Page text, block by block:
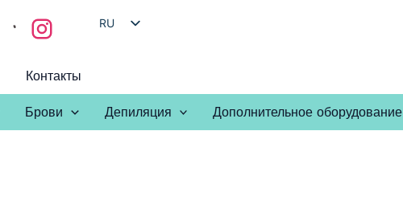
RU
Контакты
Брови Депиляция Дополнительное оборудование